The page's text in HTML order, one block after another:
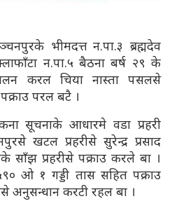
भीमदत्त न.पा.३ ब्रह्मदेव
न.पा.५ बैठना बर्ष २९ के
करल चिया नास्ता पसलसे
परल बटै ।
सूचनाके आधारमे वडा प्रहरी
खटल प्रहरीसे सुरेन्द्र प्रसाद
प्रहरीसे पक्राउ करले बा ।
ओ १ गड्डी तास सहित पक्राउ
अनुसन्धान करटी रहल बा ।